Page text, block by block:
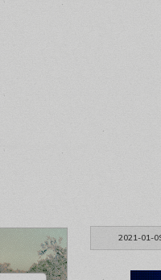
2021-01-